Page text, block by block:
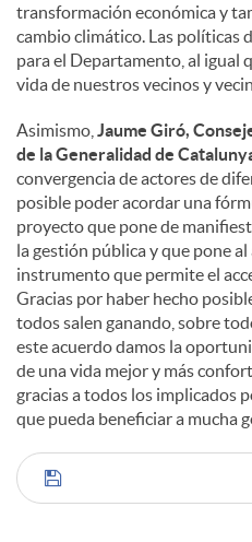
transformación económica y
cambio climático. Las políticas
para el Departamento, al igual
vida de nuestros vecinos y
Asimismo, Jaume Giró,
de la Generalidad de
convergencia de actores de
posible poder acordar una
proyecto que pone de
la gestión pública y que pone
instrumento que permite el
Gracias por haber hecho
todos salen ganando, sobre
este acuerdo damos la
de una vida mejor y más
gracias a todos los implicados
que pueda beneficiar a mucha
C